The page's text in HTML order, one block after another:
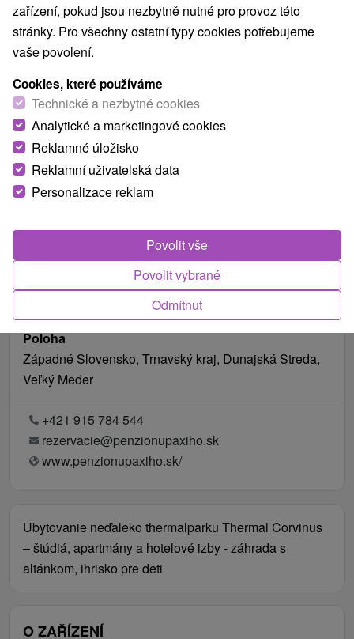
Poloha
Západné Slovensko, Trnavský kraj, Dunajská Streda,
Veľký Meder
+421 915 784 544
rezervacie@penzionupaxiho.sk
www.penzionupaxiho.sk/
Ubytovanie neďaleko thermalparku Thermal Corvinus
– štúdiá, apartmány a hotelové izby - záhrada s
altánkom, ihrisko pre deti
O ZAŘÍZENÍ
zařízení, pokud jsou nezbytně nutné pro provoz této
stránky. Pro všechny ostatní typy cookies potřebujeme
vaše povolení.
Cookies, které používáme
Technické a nezbytné cookies
Analytické a marketingové cookies
Reklamné úložisko
Reklamní uživatelská data
Personalizace reklam
Odmítnut
Povolit vybrané
Povolit vše